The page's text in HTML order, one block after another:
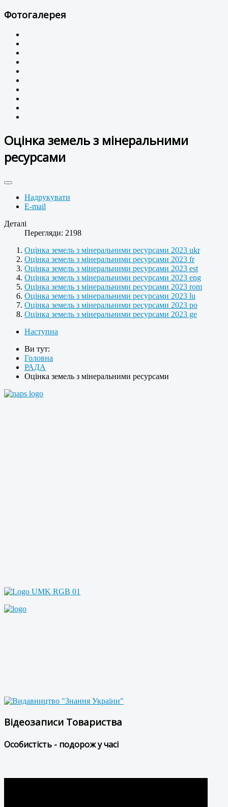
Фотогалерея
Оцінка земель з мінеральними
ресурсами
Надрукувати
E-mail
Деталі
Перегляди: 2198
Оцінка земель з мінеральними ресурсами 2023 ukr
Оцінка земель з мінеральними ресурсами 2023 fr
Оцінка земель з мінеральними ресурсами 2023 est
Оцінка земель з мінеральними ресурсами 2023 eng
Оцінка земель з мінеральними ресурсами 2023 rom
Оцінка земель з мінеральними ресурсами 2023 lu
Оцінка земель з мінеральними ресурсами 2023 po
Оцінка земель з мінеральними ресурсами 2023 ge
Наступна
Ви тут:
Головна
РАДА
Оцінка земель з мінеральними ресурсами
Відеозаписи Товариства
Особистість - подорож у часі